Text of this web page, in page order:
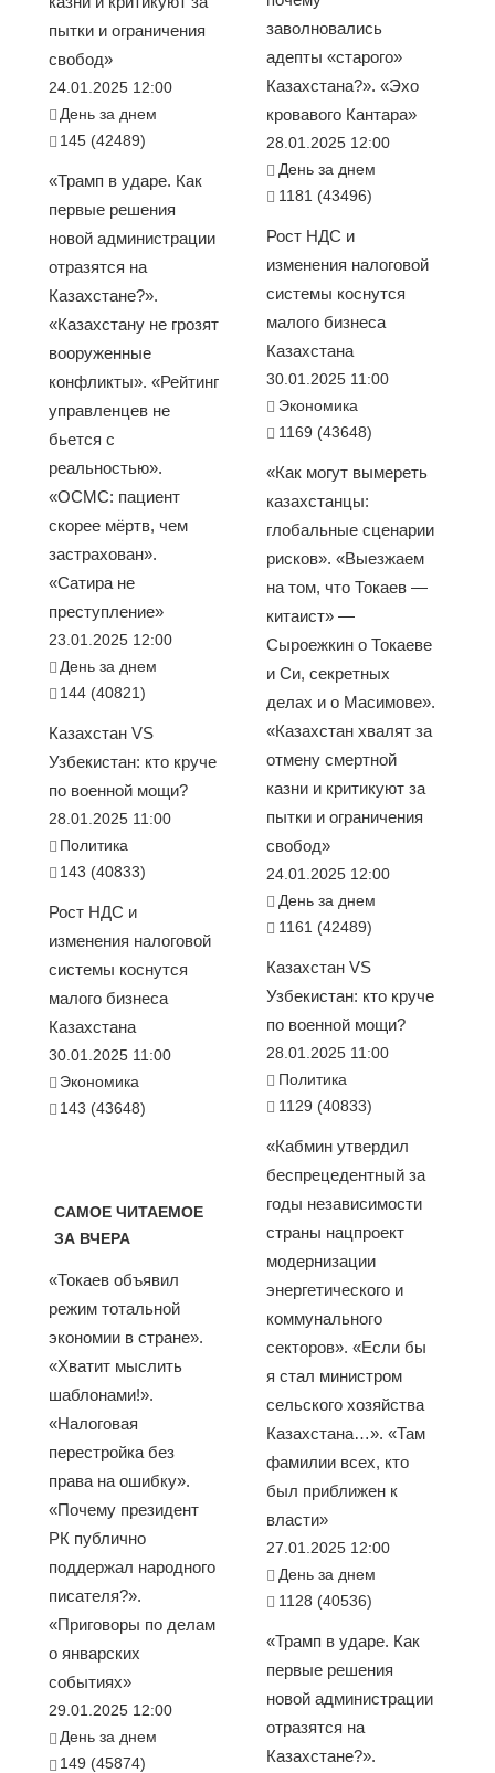
пытки и ограничения
свобод»
24.01.2025 12:00
День за днем
145 (42489)
«Трамп в ударе. Как
первые решения
новой администрации
отразятся на
Казахстане?».
«Казахстану не грозят
вооруженные
конфликты». «Рейтинг
управленцев не
бьется с
реальностью».
«ОСМС: пациент
скорее мёртв, чем
застрахован».
«Сатира не
преступление»
23.01.2025 12:00
День за днем
144 (40821)
Казахстан VS
Узбекистан: кто круче
по военной мощи?
28.01.2025 11:00
Политика
143 (40833)
Рост НДС и
изменения налоговой
системы коснутся
малого бизнеса
Казахстана
30.01.2025 11:00
Экономика
143 (43648)
САМОЕ ЧИТАЕМОЕ
ЗА ВЧЕРА
«Токаев объявил
режим тотальной
экономии в стране».
«Хватит мыслить
шаблонами!».
«Налоговая
перестройка без
права на ошибку».
«Почему президент
РК публично
поддержал народного
писателя?».
«Приговоры по делам
о январских
событиях»
29.01.2025 12:00
День за днем
149 (45874)
заволновались
адепты «старого»
Казахстана?». «Эхо
кровавого Кантара»
28.01.2025 12:00
День за днем
1181 (43496)
Рост НДС и
изменения налоговой
системы коснутся
малого бизнеса
Казахстана
30.01.2025 11:00
Экономика
1169 (43648)
«Как могут вымереть
казахстанцы:
глобальные сценарии
рисков». «Выезжаем
на том, что Токаев —
китаист» —
Сыроежкин о Токаеве
и Си, секретных
делах и о Масимове».
«Казахстан хвалят за
отмену смертной
казни и критикуют за
пытки и ограничения
свобод»
24.01.2025 12:00
День за днем
1161 (42489)
Казахстан VS
Узбекистан: кто круче
по военной мощи?
28.01.2025 11:00
Политика
1129 (40833)
«Кабмин утвердил
беспрецедентный за
годы независимости
страны нацпроект
модернизации
энергетического и
коммунального
секторов». «Если бы
я стал министром
сельского хозяйства
Казахстана…». «Там
фамилии всех, кто
был приближен к
власти»
27.01.2025 12:00
День за днем
1128 (40536)
«Трамп в ударе. Как
первые решения
новой администрации
отразятся на
Казахстане?».